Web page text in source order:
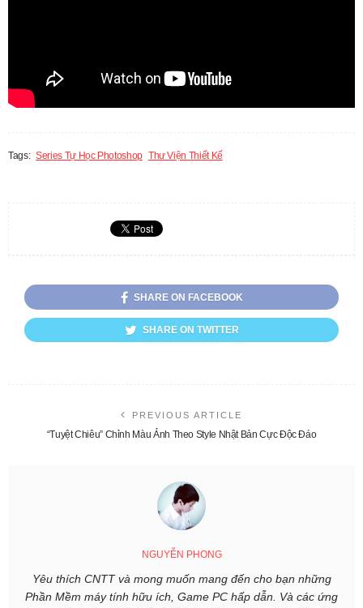
Tags: Series Tự Học Photoshop Thư Viện Thiết Kế
SHARE ON FACEBOOK
SHARE ON TWITTER
PREVIOUS ARTICLE
“Tuyệt Chiêu” Chỉnh Màu Ảnh Theo Style Nhật Bản Cực Độc Đáo
NGUYỄN PHONG
Yêu thích CNTT và mong muốn mang đến cho bạn những
Phần Mềm máy tính hữu ích, Game PC hấp dẫn. Và các ứng